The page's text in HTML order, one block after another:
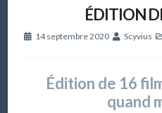
ÉDITION
14 septembre 2020 Scyvius
Édition de 16
quand